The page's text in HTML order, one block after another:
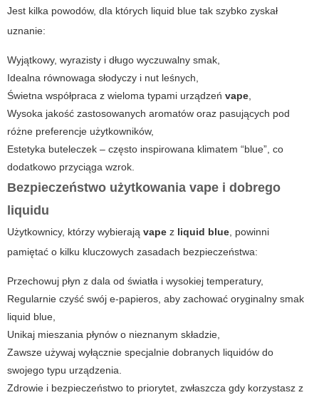
Jest kilka powodów, dla których liquid blue tak szybko zyskał
uznanie:
Wyjątkowy, wyrazisty i długo wyczuwalny smak,
Idealna równowaga słodyczy i nut leśnych,
Świetna współpraca z wieloma typami urządzeń vape,
Wysoka jakość zastosowanych aromatów oraz pasujących pod
różne preferencje użytkowników,
Estetyka buteleczek – często inspirowana klimatem “blue”, co
dodatkowo przyciąga wzrok.
Bezpieczeństwo użytkowania vape i dobrego
liquidu
Użytkownicy, którzy wybierają vape z liquid blue, powinni
pamiętać o kilku kluczowych zasadach bezpieczeństwa:
Przechowuj płyn z dala od światła i wysokiej temperatury,
Regularnie czyść swój e-papieros, aby zachować oryginalny smak
liquid blue,
Unikaj mieszania płynów o nieznanym składzie,
Zawsze używaj wyłącznie specjalnie dobranych liquidów do
swojego typu urządzenia.
Zdrowie i bezpieczeństwo to priorytet, zwłaszcza gdy korzystasz z